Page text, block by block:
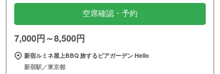
空席確認・予約
7,000円～8,500円
新宿ルミネ屋上BBQ 旅するビアガーデン Hello
新宿駅／東京都